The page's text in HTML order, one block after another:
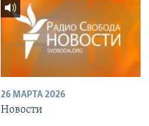
26 МАРТА 2026
Новости